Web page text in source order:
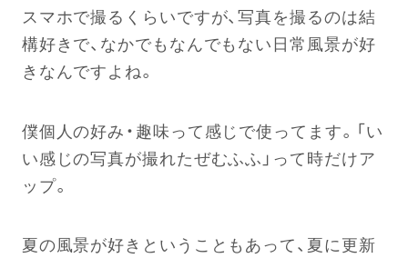
スマホで撮るくらいですが、写真を撮るのは結
構好きで、なかでもなんでもない日常風景が好
きなんですよね。
僕個人の好み・趣味って感じで使ってます。「い
い感じの写真が撮れたぜむふふ」って時だけア
ップ。
夏の風景が好きということもあって、夏に更新